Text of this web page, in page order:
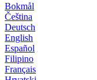
Bokmål
Čeština
Deutsch
English
Español
Filipino
Français